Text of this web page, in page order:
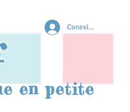
en petite
Conexion